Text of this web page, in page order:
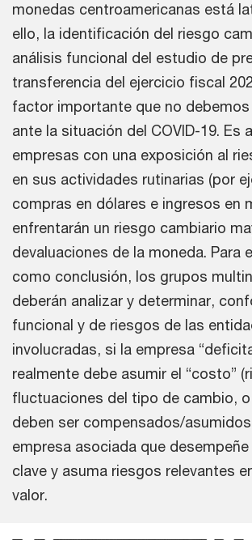
monedas centroamericanas está
ello, la identificación del riesgo
análisis funcional del estudio de
transferencia del ejercicio fiscal
factor importante que no
ante la situación del COVID-19. Es
empresas con una exposición al
en sus actividades rutinarias (por
compras en dólares e ingresos en
enfrentarán un riesgo cambiario
devaluaciones de la moneda. Para
como conclusión, los grupos
deberán analizar y determinar,
funcional y de riesgos de las
involucradas, si la empresa
realmente debe asumir el “costo”
fluctuaciones del tipo de cambio,
deben ser compensados/
empresa asociada que
clave y asuma riesgos relevantes
valor.